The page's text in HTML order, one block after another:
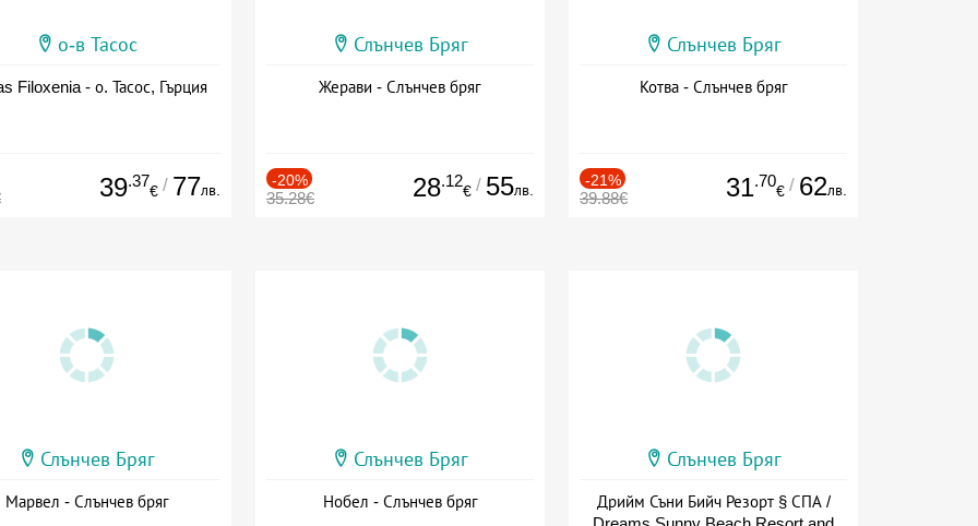
о-в Тасос
Filoxenia - о. Тасос, Гърция
39.37
€ / 77лв.
Слънчев Бряг
Жерави - Слънчев бряг
-20%
35.28€ 28.12
€ / 55лв.
Слънчев Бряг
Котва - Слънчев бряг
-21%
39.88€ 31.70
€ / 62лв.
Слънчев Бряг
Марвел - Слънчев бряг
Слънчев Бряг
Нобел - Слънчев бряг
Слънчев Бряг
Дрийм Съни Бийч Резорт § СПА /